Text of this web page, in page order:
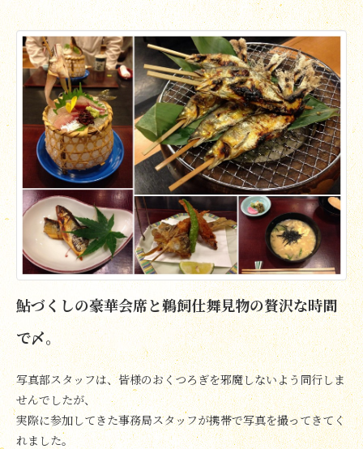
鮎づくしの豪華会席と鵜飼仕舞見物の贅沢な時間
で〆。
写真部スタッフは、皆様のおくつろぎを邪魔しないよう同行しま
せんでしたが、
実際に参加してきた事務局スタッフが携帯で写真を撮ってきてく
れました。